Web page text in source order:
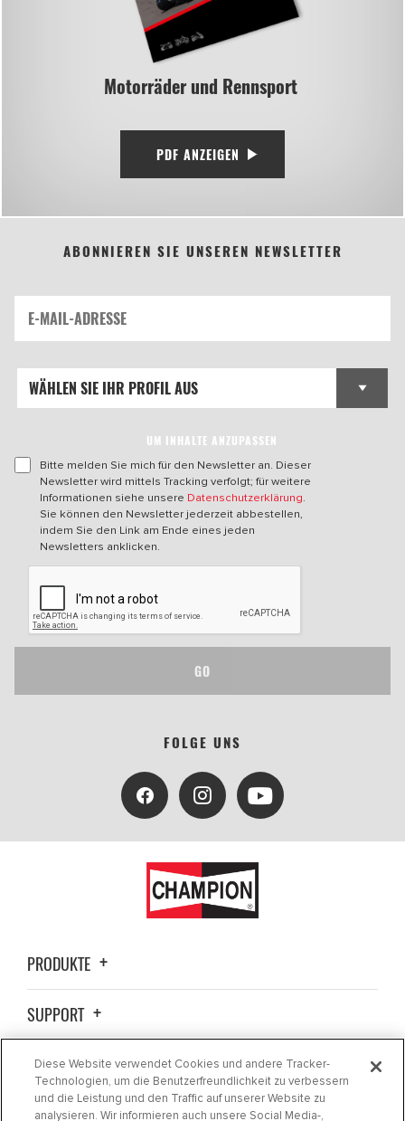
Motorräder und Rennsport
PDF ANZEIGEN
ABONNIEREN SIE UNSEREN NEWSLETTER
UM INHALTE ANZUPASSEN
Bitte melden Sie mich für den Newsletter an. Dieser
Newsletter wird mittels Tracking verfolgt; für weitere
Informationen siehe unsere Datenschutzerklärung.
Sie können den Newsletter jederzeit abbestellen,
indem Sie den Link am Ende eines jeden
Newsletters anklicken.
GO
FOLGE UNS
PRODUKTE
SUPPORT
ALLGEMEINE INFORMATIONEN
KONTAKTIEREN SIE UNS
Diese Website verwendet Cookies und andere Tracker-
Technologien, um die Benutzerfreundlichkeit zu verbessern
und die Leistung und den Traffic auf unserer Website zu
analysieren. Wir informieren auch unsere Social Media-,